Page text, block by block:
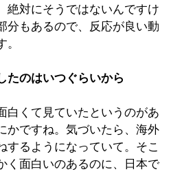
絶対にそうではないんですけ
分もあるので、反応が良い動
のはいつぐらいから
白くて見ていたというのがあ
かですね。気づいたら、海外
するようになっていて。そこ
く面白いのあるのに、日本で